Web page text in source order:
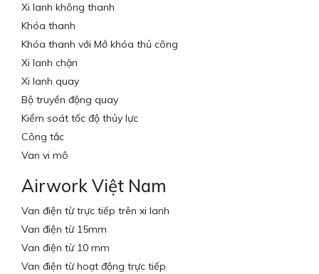
Xi lanh không thanh
Khóa thanh
Khóa thanh với Mở khóa thủ công
Xi lanh chặn
Xi lanh quay
Bộ truyền động quay
Kiểm soát tốc độ thủy lực
Công tắc
Van vi mô
Airwork Việt Nam
Van điện từ trực tiếp trên xi lanh
Van điện từ 15mm
Van điện từ 10 mm
Van điện từ hoạt động trực tiếp